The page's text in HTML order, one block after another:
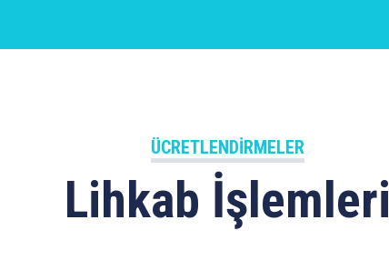
ÜCRETLENDIRMELER
Lihkab İşlemleri